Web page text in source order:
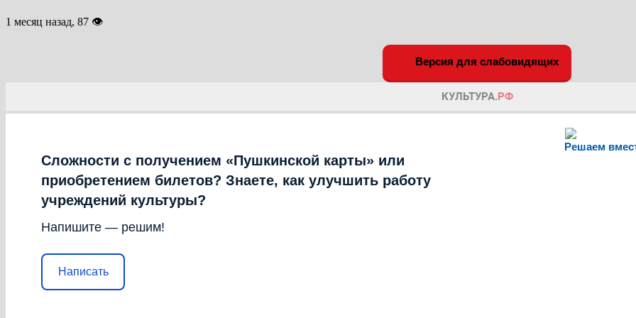
1 месяц назад, 87 👁
Версия для слабовидящих
Решаем
Сложности с получением «Пушкинской карты» или
приобретением билетов? Знаете, как улучшить работу
учреждений культуры?
Напишите — решим!
Написать